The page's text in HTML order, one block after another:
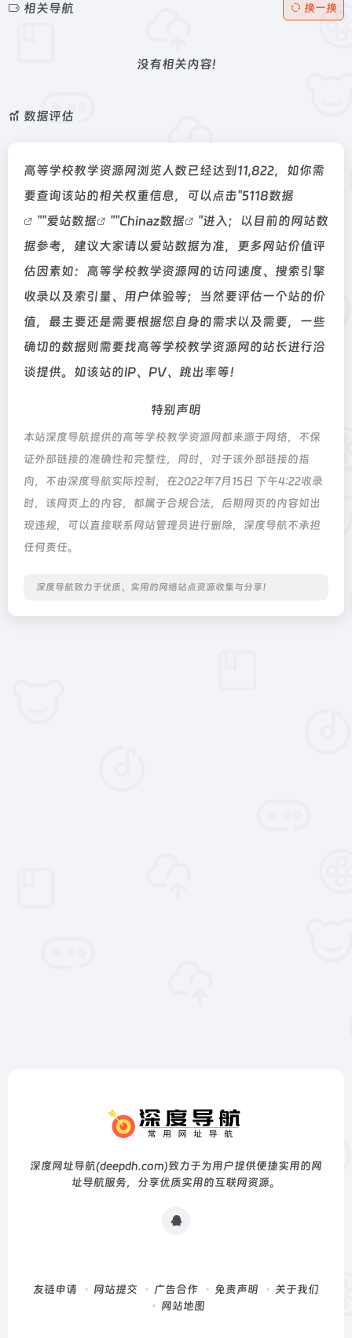
相关导航 换一换
没有相关内容!
数据评估
高等学校教学资源网浏览人数已经达到11,822，如你需
要查询该站的相关权重信息，可以点击"5118数据
""爱站数据 ""Chinaz数据
"进入；以目前的网站数
据参考，建议大家请以爱站数据为准，更多网站价值评
估因素如：高等学校教学资源网的访问速度、搜索引擎
收录以及索引量、用户体验等；当然要评估一个站的价
值，最主要还是需要根据您自身的需求以及需要，一些
确切的数据则需要找高等学校教学资源网的站长进行洽
谈提供。如该站的IP、PV、跳出率等！
特别声明
本站深度导航提供的高等学校教学资源网都来源于网络，不保
证外部链接的准确性和完整性，同时，对于该外部链接的指
向，不由深度导航实际控制，在2022年7月15日 下午4:22收录
时，该网页上的内容，都属于合规合法，后期网页的内容如出
现违规，可以直接联系网站管理员进行删除，深度导航不承担
任何责任。
深度导航致力于优质、实用的网络站点资源收集与分享！
深度网址导航(deepdh.com)致力于为用户提供便捷实用的网
址导航服务，分享优质实用的互联网资源。
友链申请 网站提交 广告合作 免责声明
关于我们
网站地图